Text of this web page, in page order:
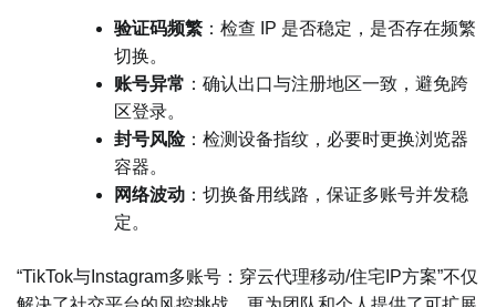
验证码频繁 ：检查 IP 是否稳定，是否存在频繁
切换。
账号异常 ：确认出口与注册地区一致，避免跨
区登录。
封号风险：检测设备指纹，必要时更换浏览器
容器。
网络波动 ：切换备用线路，保证多账号并发稳
定。
“TikTok与Instagram多账号：穿云代理移动/住宅IP方案”不仅